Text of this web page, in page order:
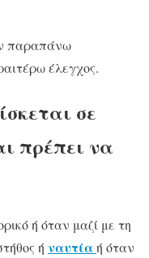
παραπάνω
έλεγχος.
σε
πρέπει να
ή όταν μαζί με τη
ή ναυτίαή όταν